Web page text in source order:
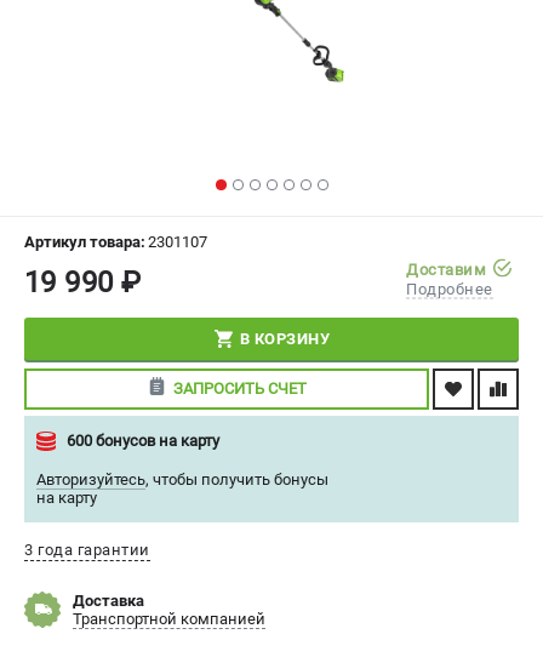
СЕРВИС
ИЗБРАННОЕ
СРАВНЕНИЕ ( 0 )
ПОДДЕРЖКА
Политика обработки персональных данных
ИНФОРМАЦИЯ
Артикул товара: 2301107
19 990 ₽
Доставим
Подробнее
В КОРЗИНУ
ЗАПРОСИТЬ СЧЕТ
600 бонусов на карту
Авторизуйтесь, чтобы получить бонусы
на карту
3 года гарантии
Доставка
Транспортной компанией